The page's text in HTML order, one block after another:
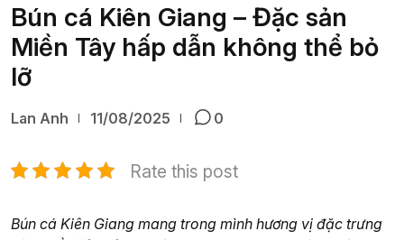
Bún cá Kiên Giang – Đặc sản
Miền Tây hấp dẫn không thể bỏ
lỡ
Lan Anh 11/08/2025 0
Rate this post
Bún cá Kiên Giang mang trong mình hương vị đặc trưng